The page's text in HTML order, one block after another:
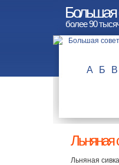
Большая
более 90
А Б В
Льняная
Льняная